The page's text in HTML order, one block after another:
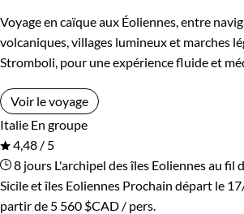
Voyage en caïque aux Éoliennes, entre
volcaniques, villages lumineux et marches
Stromboli, pour une expérience fluide et
Voir le voyage
Italie En groupe
4,48 / 5
8 jours L'archipel des îles Eoliennes au fil
Sicile et îles Eoliennes Prochain départ le
partir de 5 560 $CAD / pers.